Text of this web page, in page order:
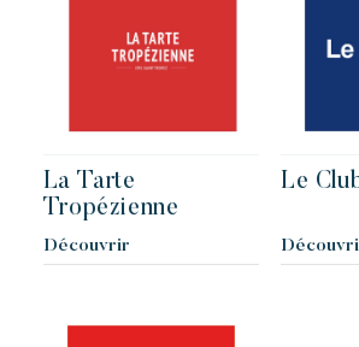
La Tarte
Tropézienne
Découvrir
Le